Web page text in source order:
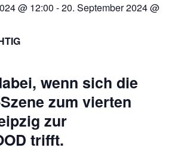
@ 12:00 -20. September 2024 @
wenn sich die
zum vierten
zur
trifft.